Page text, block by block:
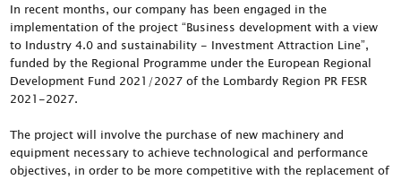
In recent months, our company has been engaged in the
implementation of the project “Business development with a view
to Industry 4.0 and sustainability - Investment Attraction Line”,
funded by the Regional Programme under the European Regional
Development Fund 2021/2027 of the Lombardy Region PR FESR
2021-2027.
The project will involve the purchase of new machinery and
equipment necessary to achieve technological and performance
objectives, in order to be more competitive with the replacement of